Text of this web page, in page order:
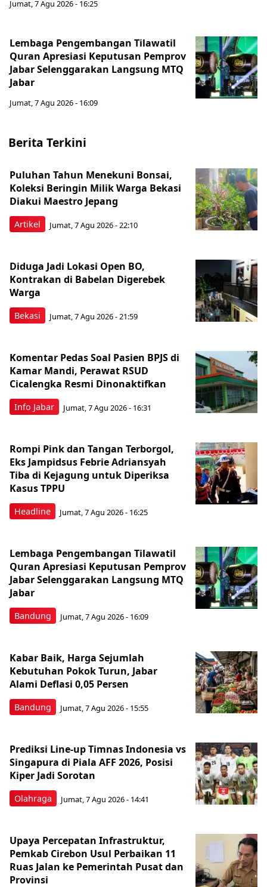
Jumat, 7 Agu 2026 - 16:25
Lembaga Pengembangan Tilawatil
Quran Apresiasi Keputusan Pemprov
Jabar Selenggarakan Langsung MTQ
Jabar
Jumat, 7 Agu 2026 - 16:09
Berita Terkini
Artikel
Puluhan Tahun Menekuni Bonsai,
Koleksi Beringin Milik Warga Bekasi
Diakui Maestro Jepang
Jumat, 7 Agu 2026 - 22:10
Bekasi
Diduga Jadi Lokasi Open BO,
Kontrakan di Babelan Digerebek
Warga
Jumat, 7 Agu 2026 - 21:59
Info Jabar
Komentar Pedas Soal Pasien BPJS di
Kamar Mandi, Perawat RSUD
Cicalengka Resmi Dinonaktifkan
Jumat, 7 Agu 2026 - 16:31
Headline
Rompi Pink dan Tangan Terborgol,
Eks Jampidsus Febrie Adriansyah
Tiba di Kejagung untuk Diperiksa
Kasus TPPU
Jumat, 7 Agu 2026 - 16:25
Bandung
Lembaga Pengembangan Tilawatil
Quran Apresiasi Keputusan Pemprov
Jabar Selenggarakan Langsung MTQ
Jabar
Jumat, 7 Agu 2026 - 16:09
Bandung
Kabar Baik, Harga Sejumlah
Kebutuhan Pokok Turun, Jabar
Alami Deflasi 0,05 Persen
Jumat, 7 Agu 2026 - 15:55
Olahraga
Prediksi Line-up Timnas Indonesia vs
Singapura di Piala AFF 2026, Posisi
Kiper Jadi Sorotan
Jumat, 7 Agu 2026 - 14:41
Upaya Percepatan Infrastruktur,
Pemkab Cirebon Usul Perbaikan 11
Ruas Jalan ke Pemerintah Pusat dan
Provinsi